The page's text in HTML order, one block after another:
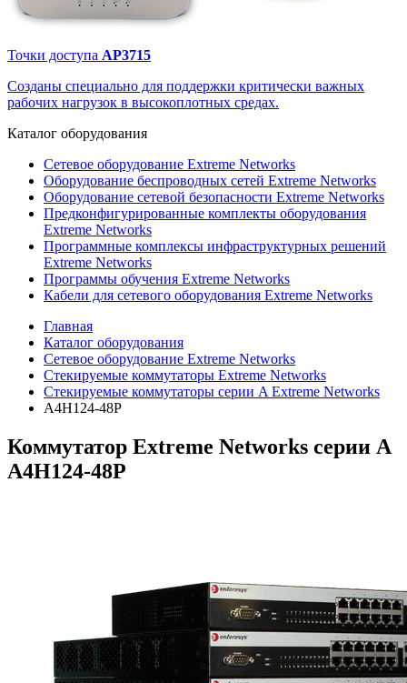
Точки доступа AP3715
Созданы специально для поддержки критически важных
рабочих нагрузок в высокоплотных средах.
Каталог оборудования
Сетевое оборудование Extreme Networks
Оборудование беспроводных сетей Extreme Networks
Оборудование сетевой безопасности Extreme Networks
Предконфигурированные комплекты оборудования
Extreme Networks
Программные комплексы инфраструктурных решений
Extreme Networks
Программы обучения Extreme Networks
Кабели для сетевого оборудования Extreme Networks
Главная
Каталог оборудования
Сетевое оборудование Extreme Networks
Стекируемые коммутаторы Extreme Networks
Стекируемые коммутаторы серии A Extreme Networks
A4H124-48P
Коммутатор Extreme Networks серии A
A4H124-48P